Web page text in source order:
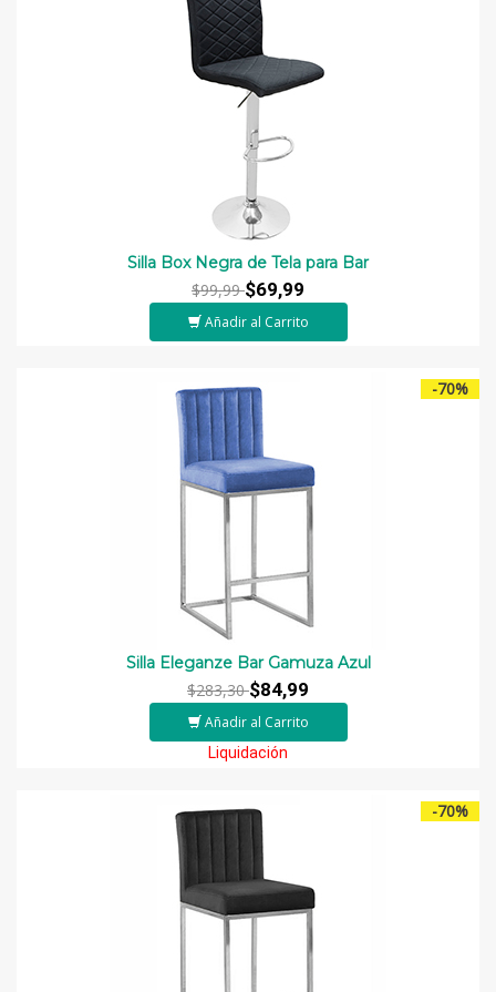
Silla Box Negra de Tela para Bar
$99,99$69,99
Añadir al Carrito
-70%
Silla Eleganze Bar Gamuza Azul
$283,30$84,99
Añadir al Carrito
Liquidación
-70%